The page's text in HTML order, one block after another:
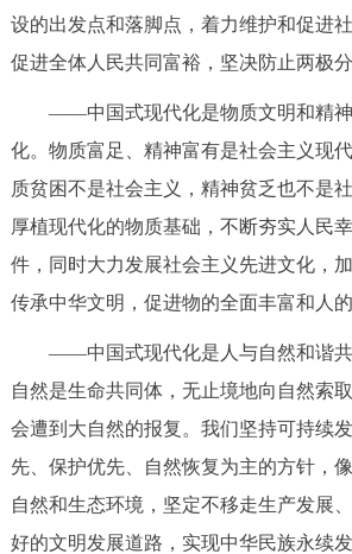
设的出发点和落脚点，着力维护和促进
促进全体人民共同富裕，坚决防止两极分
——中国式现代化是物质文明和精神
化。物质富足、精神富有是社会主义现
质贫困不是社会主义，精神贫乏也不是
厚植现代化的物质基础，不断夯实人民
件，同时大力发展社会主义先进文化，
传承中华文明，促进物的全面丰富和人的
——中国式现代化是人与自然和谐共
自然是生命共同体，无止境地向自然索
会遭到大自然的报复。我们坚持可持续
先、保护优先、自然恢复为主的方针，
自然和生态环境，坚定不移走生产发展
好的文明发展道路，实现中华民族永续发